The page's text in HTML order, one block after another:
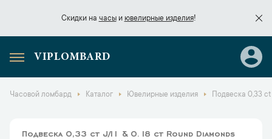
Скидки на часыи ювелирные изделия!
Скидки начасы
VIPLOMBARD
Часовой ломбард Каталог Ювелирные изделия Подвеска 0,33 ct
Подвеска 0,33 ct J/I1 & 0.18 ct Round Diamonds